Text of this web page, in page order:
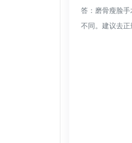
答：磨骨瘦脸
不同。建议去